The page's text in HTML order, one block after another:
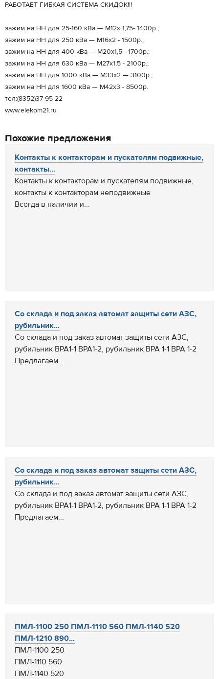
РАБОТАЕТ ГИБКАЯ СИСТЕМА СКИДОК!!!
зажим на НН для 25-160 кВа — М12х 1,75- 1400р.;
зажим на НН для 250 кВа — М16х2 - 1500р.;
зажим на НН для 400 кВа — М20х1,5 - 1700р.;
зажим на НН для 630 кВа — М27х1,5 - 2100р.;
зажим на НН для 1000 кВа — М33х2 — 3100р.;
зажим на НН для 1600 кВа — М42х3 - 8500р.
тел:(8352)37-95-22
www.elekom21.ru
Похожие предложения
Контакты к контакторам и пускателям подвижные,
контакты...
Контакты к контакторам и пускателям подвижные,
контакты к контакторам неподвижные
Всегда в наличии и...
Со склада и под заказ автомат защиты сети АЗС,
рубильник...
Со склада и под заказ автомат защиты сети АЗС,
рубильник ВРА1-1 ВРА1-2, рубильник ВРА 1-1 ВРА 1-2
Предлагаем...
Со склада и под заказ автомат защиты сети АЗС,
рубильник...
Со склада и под заказ автомат защиты сети АЗС,
рубильник ВРА1-1 ВРА1-2, рубильник ВРА 1-1 ВРА 1-2
Предлагаем...
ПМЛ-1100 250 ПМЛ-1110 560 ПМЛ-1140 520
ПМЛ-1210 890...
ПМЛ-1100 250
ПМЛ-1110 560
ПМЛ-1140 520